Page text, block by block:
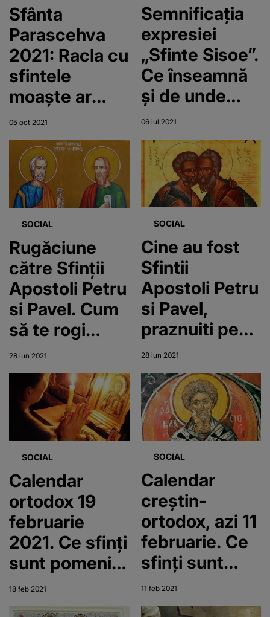
Sfânta
Parascehva
2021: Racla cu
sfintele
moaşte ar
putea fi
scoasă mai
devreme.
Anunțul făcut
de primarul
Mihai Chirica
05 oct 2021
Semnificaţia
expresiei
„Sfinte Sisoe”.
Ce înseamnă
și de unde
provine
06 iul 2021
SOCIAL
Rugăciune
către Sfinții
Apostoli Petru
si Pavel. Cum
să te rogi
pentru
bunăstare
28 iun 2021
SOCIAL
Cine au fost
Sfintii
Apostoli Petru
si Pavel,
praznuiti pe
29 iunie
28 iun 2021
SOCIAL
Calendar
ortodox 19
februarie
2021. Ce sfinți
sunt pomeniți
în această zi
18 feb 2021
SOCIAL
Calendar
creștin-
ortodox, azi 11
februarie. Ce
sfinți sunt
prăznuiți
astăzi
11 feb 2021